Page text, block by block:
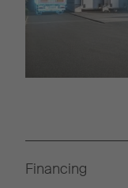
Financing